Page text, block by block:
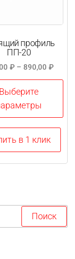
профиль
ПП-20
₽ – 890,00 ₽
цен:
Выберите
в 1 клик